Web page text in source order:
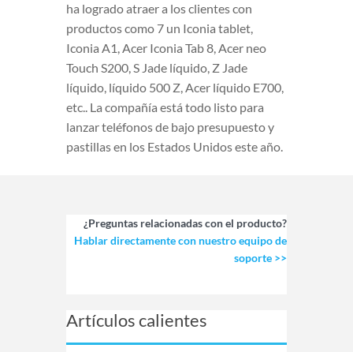
ha logrado atraer a los clientes con
productos como 7 un Iconia tablet,
Iconia A1, Acer Iconia Tab 8, Acer neo
Touch S200, S Jade líquido, Z Jade
líquido, líquido 500 Z, Acer líquido E700,
etc.. La compañía está todo listo para
lanzar teléfonos de bajo presupuesto y
pastillas en los Estados Unidos este año.
¿Preguntas relacionadas con el producto?
Hablar directamente con nuestro equipo de
soporte >>
Artículos calientes